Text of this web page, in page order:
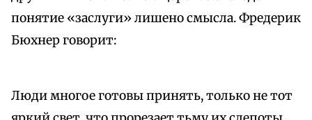
понятие «заслуги» лишено смысла. Фредерик
Бюхнер говорит:
Люди многое готовы принять, только не тот